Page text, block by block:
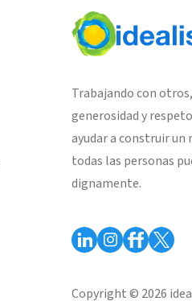
Trabajando con
generosidad y
ayudar a construir un
todas las personas
dignamente.
Copyright © 2026